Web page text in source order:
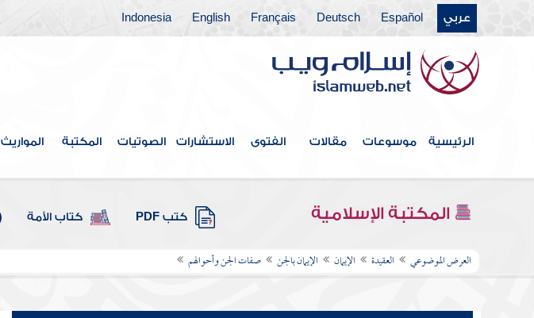
عربي Español
Deutsch
Français
English
Indonesia
الرئيسية موسوعات مقالات الفتوى الاستشارات الصوتيات المكتبة المواريث
المكتبة الإسلامية كتب PDF كتاب الأمة
العرض الموضوعي العقيدة الإيمان الإيمان بالجن صفات الجن وأحوالهم